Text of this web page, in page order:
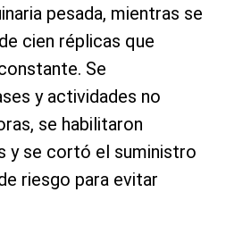
pesada, mientras se
cien réplicas que
Se
y actividades no
se habilitaron
y se cortó el suministro
riesgo para evitar